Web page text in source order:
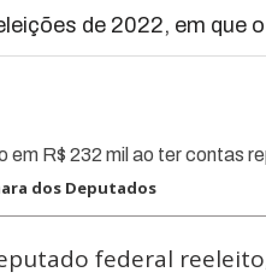
de 2022, em que
dos Deputados
federal